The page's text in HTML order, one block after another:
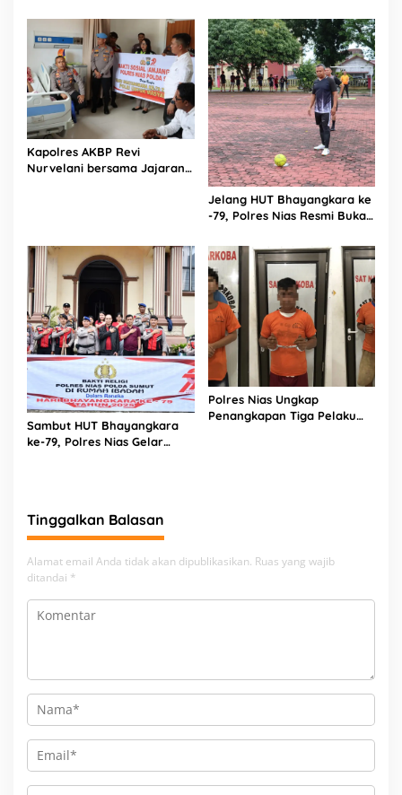
Persekutuan Doa
Kapolres AKBP Revi
Nurvelani bersama Jajaran
Jelang HUT Bhayangkara ke
-79, Polres Nias Resmi Buka
Sambut HUT Bhayangkara
ke-79, Polres Nias Gelar
Polres Nias Ungkap
Penangkapan Tiga Pelaku
Tinggalkan Balasan
Alamat email Anda tidak akan dipublikasikan. Ruas yang wajib
ditandai *